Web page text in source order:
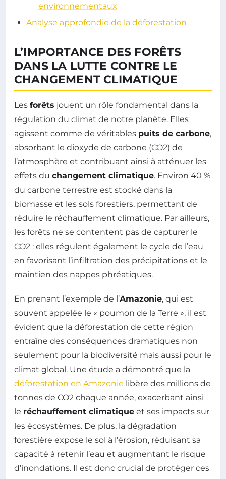
environnementaux
Analyse approfondie de la déforestation
L’IMPORTANCE DES FORÊTS
DANS LA LUTTE CONTRE LE
CHANGEMENT CLIMATIQUE
Les forêts jouent un rôle fondamental dans la
régulation du climat de notre planète. Elles
agissent comme de véritables puits de carbone,
absorbant le dioxyde de carbone (CO2) de
l’atmosphère et contribuant ainsi à atténuer les
effets du changement climatique. Environ 40 %
du carbone terrestre est stocké dans la
biomasse et les sols forestiers, permettant de
réduire le réchauffement climatique. Par ailleurs,
les forêts ne se contentent pas de capturer le
CO2 : elles régulent également le cycle de l’eau
en favorisant l’infiltration des précipitations et le
maintien des nappes phréatiques.
En prenant l’exemple de l’Amazonie, qui est
souvent appelée le « poumon de la Terre », il est
évident que la déforestation de cette région
entraîne des conséquences dramatiques non
seulement pour la biodiversité mais aussi pour le
climat global. Une étude a démontré que la
déforestation en Amazonie libère des millions de
tonnes de CO2 chaque année, exacerbant ainsi
le réchauffement climatique et ses impacts sur
les écosystèmes. De plus, la dégradation
forestière expose le sol à l’érosion, réduisant sa
capacité à retenir l’eau et augmentant le risque
d’inondations. Il est donc crucial de protéger ces